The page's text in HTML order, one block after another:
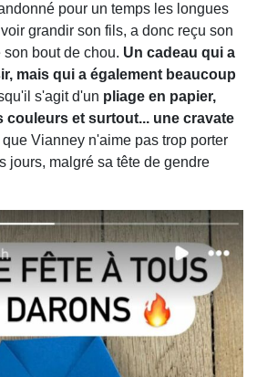
pour un temps les longues
grandir son fils, a donc reçu son
bout de chou. Un cadeau qui a
mais qui a également beaucoup
s'agit d'un pliage en papier,
couleurs et surtout... une cravate
Vianney n'aime pas trop porter
jours, malgré sa tête de gendre